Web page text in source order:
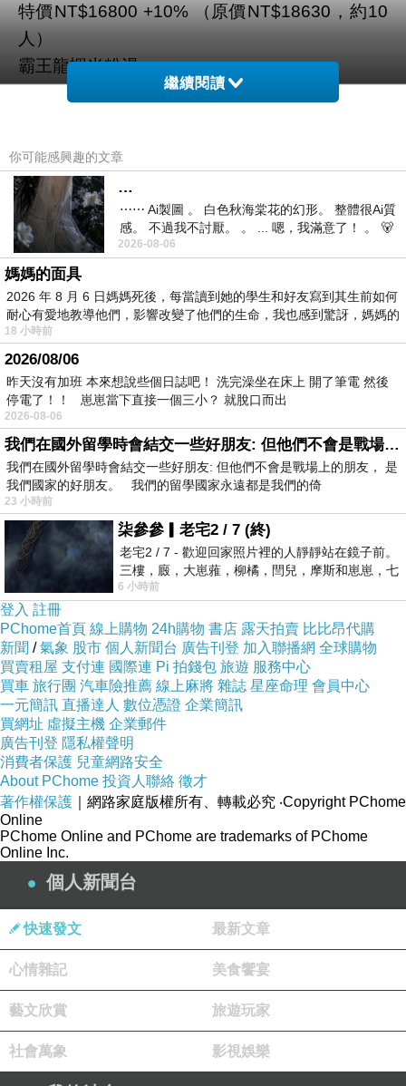
特價NT$16800 +10% （原價NT$18630，約10
人）
霸王龍蝦米粉湯
酥炸豆腐
酥炸蝦捲/鹹豬肉
涼拌木耳
當季時蔬
白斬雞
海蜇頭
八寶冰
冷泡茶
霸王龍蝦米粉湯
這一鍋放了五隻波龍、五隻紅蟳外，還有滿滿的
大蚵仔、芋頭、小卷，用料一點都不手軟。
行政主廚鍾易庭，端著霸王龍蝦米粉湯給大家拍
照。
霸王龍蝦米粉湯端回廚房煮的期間，可以先享用
其小菜（雖然說是小菜，但每盤份量都很大，在
外面的餐廳點，都是一大盤菜）。
海蜇頭
先吃口海蜇頭開開胃，配上小黃瓜，非常的爽
口。
涼拌木耳
木耳的清脆、彩椒的甜、配上一點薑絲，爽脆有
勁、小小的小菜、味道卻層次分明。
酥炸白帶魚
我的天啊，已經好久沒有吃道這麼好吃、這麼肥
的白帶魚了。肉好厚好肥、肉質超嫩、非常新
鮮、魚肉單純的鮮美一咬就充滿口腔，吃完一
塊，忍一住想再夾，ㄟ？！你們這群損友，居然
吃光了，怒！我下次來要自己點一盤獨享。
墨魚香腸
吃起來完全不油的香腸，墨魚Q彈，皮帶一點
脆。
當季時蔬
今天吃的是宜蘭在地的珠蔥，配著蛋炒，口感清
脆。
繼續閱讀
你可能感興趣的文章
…
⋯⋯ Ai製圖 。 白色秋海棠花的幻形。 整體很Ai質
感。 不過我不討厭。 。 ... 嗯，我滿意了！ 。 🐻
昨中
2026-08-06
媽媽的面具
2026 年 8 月 6 日媽媽死後，每當讀到她的學生和好友寫到其生前如何
耐心有愛地教導他們，影響改變了他們的生命，我也感到驚訝，媽媽的
18 小時前
2026/08/06
昨天沒有加班 本來想說些個日誌吧！ 洗完澡坐在床上 開了筆電 然後
停電了！！ 崽崽當下直接一個三小？ 就脫口而出
2026-08-06
我們在國外留學時會結交一些好朋友: 但他們不會是戰場上的朋友
我們在國外留學時會結交一些好朋友: 但他們不會是戰場上的朋友， 是
我們國家的好朋友。 我們的留學國家永遠都是我們的倚
23 小時前
柒參參▎老宅2 / 7 (終)
老宅2 / 7 - 歡迎回家照片裡的人靜靜站在鏡子前。
三樓，廄，大崽蕥，柳橘，閆兒，摩斯和崽崽，七
個人整整齊齊地站在鏡框之外，如同
6 小時前
登入 註冊
PChome首頁 線上購物 24h購物 書店 露天拍賣 比比昂代購
新聞 /氣象 股市 個人新聞台 廣告刊登 加入聯播網 全球購物
買賣租屋 支付連 國際連 Pi 拍錢包 旅遊 服務中心
買車 旅行團 汽車險推薦 線上麻將 雜誌 星座命理 會員中心
一元簡訊 直播達人 數位憑證 企業簡訊
買網址 虛擬主機 企業郵件
廣告刊登 隱私權聲明
消費者保護 兒童網路安全
About PChome 投資人聯絡 徵才
著作權保護 ｜網路家庭版權所有、轉載必究 ‧Copyright PChome
Online
PChome Online and PChome are trademarks of PChome
Online Inc.
個人新聞台
快速發文 最新文章
心情雜記 美食饗宴
藝文欣賞 旅遊玩家
社會萬象 影視娛樂